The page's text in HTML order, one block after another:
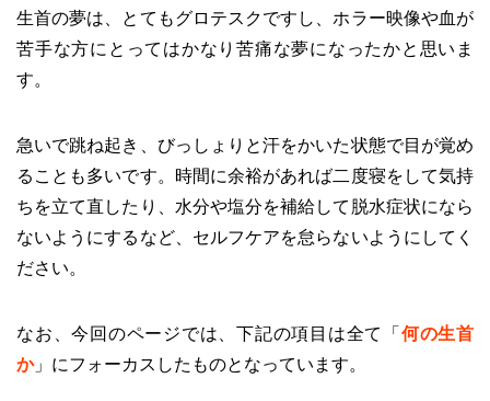
生首の夢は、とてもグロテスクですし、ホラー映像や血が
苦手な方にとってはかなり苦痛な夢になったかと思いま
す。
急いで跳ね起き、びっしょりと汗をかいた状態で目が覚め
ることも多いです。時間に余裕があれば二度寝をして気持
ちを立て直したり、水分や塩分を補給して脱水症状になら
ないようにするなど、セルフケアを怠らないようにしてく
ださい。
なお、今回のページでは、下記の項目は全て「 何の生首
か」にフォーカスしたものとなっています。